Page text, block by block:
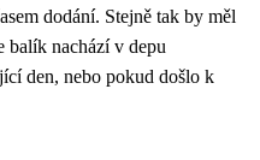
dodání. Stejně tak by měl
balík nachází v depu
den, nebo pokud došlo k